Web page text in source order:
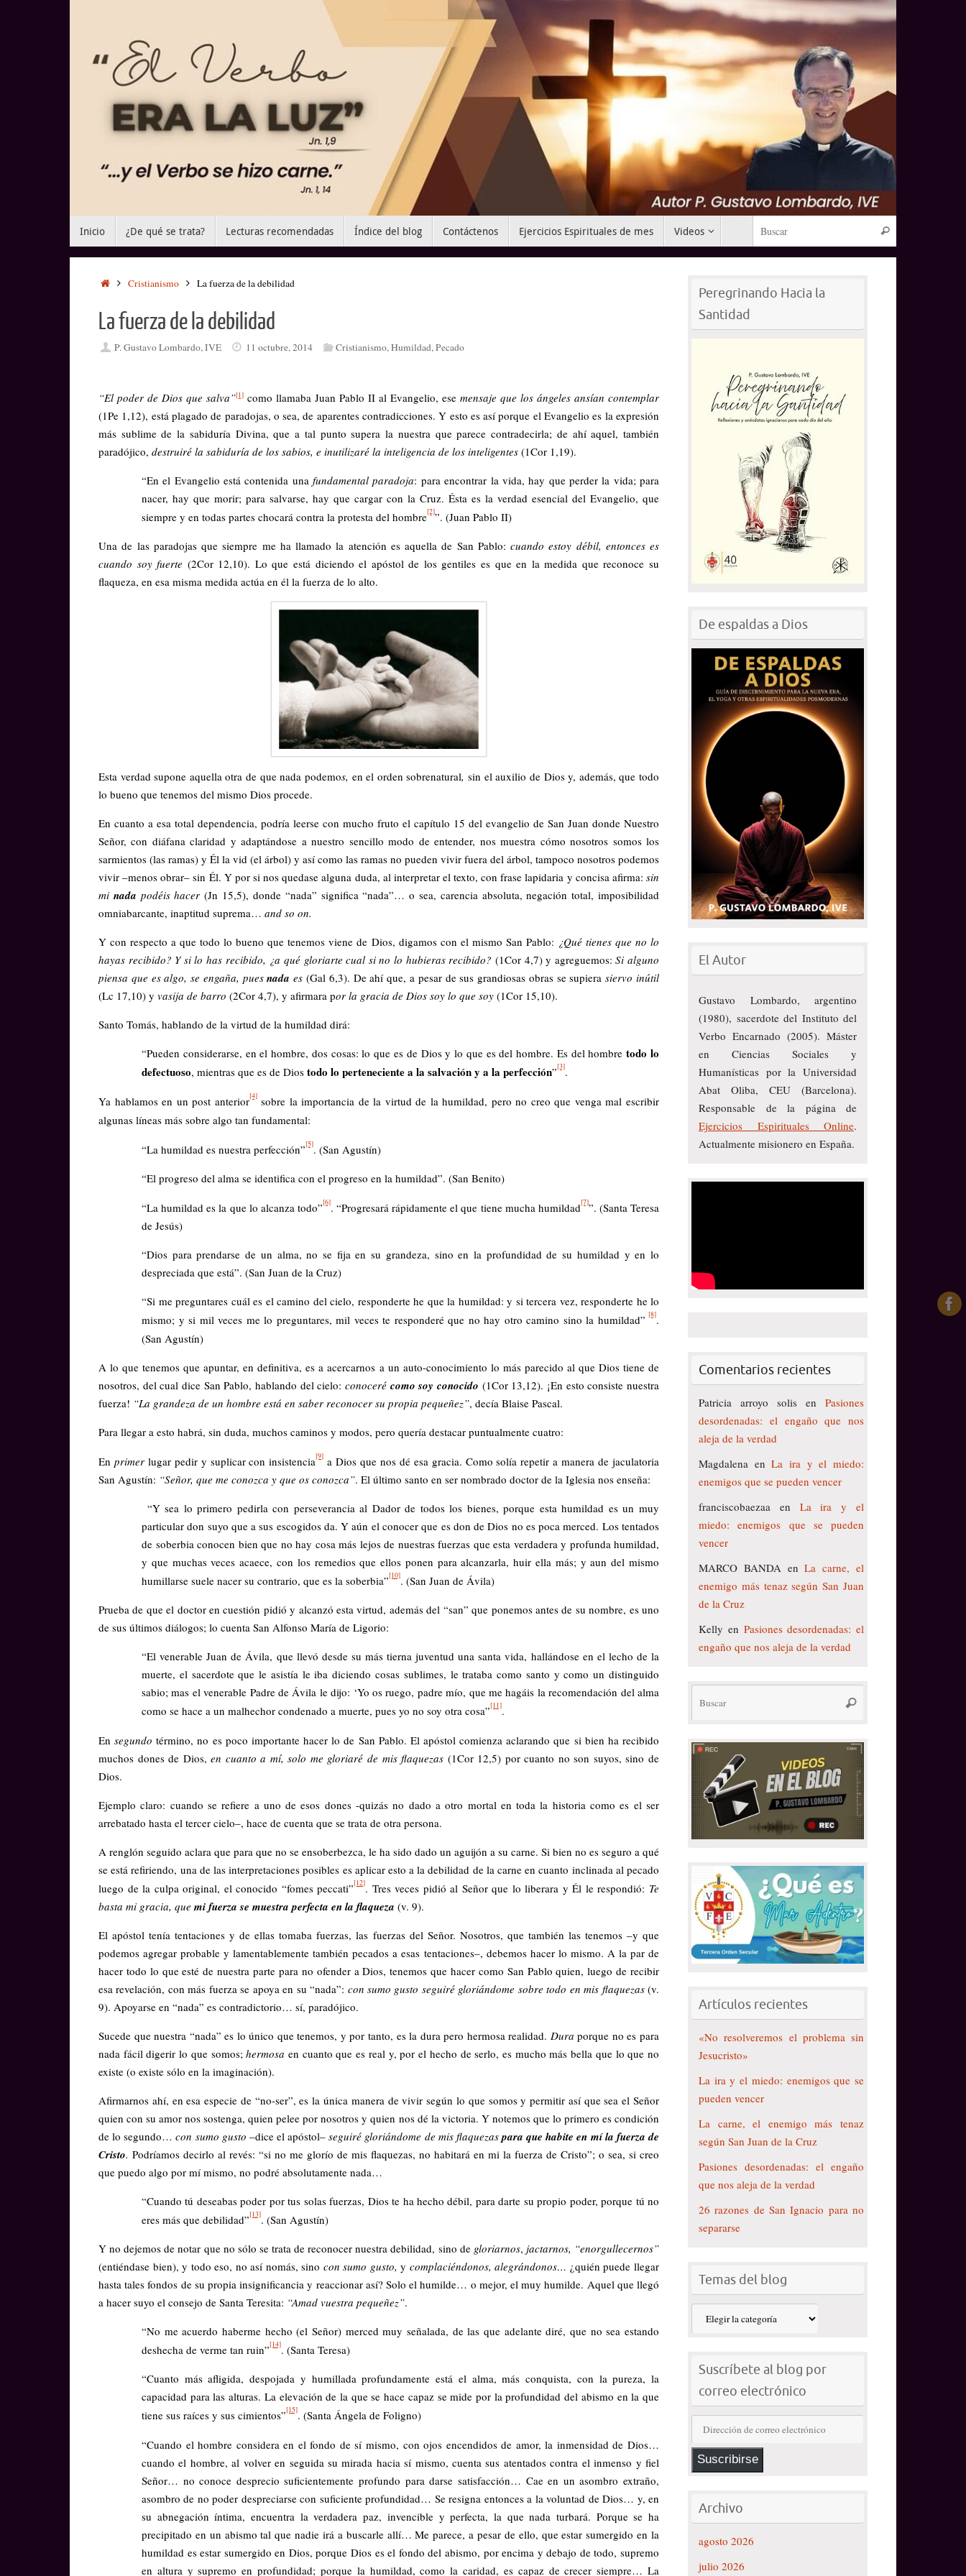
Inicio ¿De qué se trata? Lecturas recomendadas Índice del blog Contáctenos Ejercicios Espirituales de mes Videos Buscar
InicioCristianismo La fuerza de la debilidad
La fuerza de la debilidad
P. Gustavo Lombardo, IVE 11 octubre, 2014 Cristianismo,Humildad,Pecado
“El poder de Dios que salva”[1] como llamaba Juan Pablo II al Evangelio, ese mensaje que los ángeles ansían contemplar
(1Pe 1,12), está plagado de paradojas, o sea, de aparentes contradicciones. Y esto es así porque el Evangelio es la expresión
más sublime de la sabiduría Divina, que a tal punto supera la nuestra que parece contradecirla; de ahí aquel, también
paradójico, destruiré la sabiduría de los sabios, e inutilizaré la inteligencia de los inteligentes (1Cor 1,19).
“En el Evangelio está contenida unafundamental paradoja: para encontrar la vida, hay que perder la vida; para
nacer, hay que morir; para salvarse, hay que cargar con la Cruz. Ésta es la verdad esencial del Evangelio, que
siempre y en todas partes chocará contra la protesta del hombre[2]”. (Juan Pablo II)
Una de las paradojas que siempre me ha llamado la atención es aquella de San Pablo: cuando estoy débil, entonces es
cuando soy fuerte (2Cor 12,10). Lo que está diciendo el apóstol de los gentiles es que en la medida que reconoce su
flaqueza, en esa misma medida actúa en él la fuerza de lo alto.
Esta verdad supone aquella otra de que nada podemos, en el orden sobrenatural,sin el auxilio de Dios y, además, que todo
lo bueno que tenemos del mismo Dios procede.
En cuanto a esa total dependencia, podría leerse con mucho fruto el capítulo 15 del evangelio de San Juan donde Nuestro
Señor, con diáfana claridad y adaptándose a nuestro sencillo modo de entender, nos muestra cómo nosotros somos los
sarmientos (las ramas) y Él la vid (el árbol) y así como las ramas no pueden vivir fuera del árbol, tampoco nosotros podemos
vivir –menos obrar– sin Él. Y por si nos quedase alguna duda, al interpretar el texto, con frase lapidaria y concisa afirma: sin
mi nada podéis hacer(Jn 15,5), donde “nada” significa “nada”… o sea, carencia absoluta, negación total, imposibilidad
omniabarcante, inaptitud suprema… and so on.
Y con respecto a que todo lo bueno que tenemos viene de Dios, digamos con el mismo San Pablo: ¿Qué tienes que no lo
hayas recibido? Y si lo has recibido, ¿a qué gloriarte cual si no lo hubieras recibido? (1Cor 4,7) y agreguemos:Si alguno
piensa que es algo, se engaña, puesnada es(Gal 6,3). De ahí que, a pesar de sus grandiosas obras se supierasiervo inútil
(Lc 17,10) y vasija de barro (2Cor 4,7), y afirmara por la gracia de Dios soy lo que soy (1Cor 15,10).
Santo Tomás, hablando de la virtud de la humildad dirá:
“Pueden considerarse, en el hombre, dos cosas: lo que es de Dios y lo que es del hombre. Es del hombretodo lo
defectuoso, mientras que es de Dios todo lo perteneciente a la salvación y a la perfección”[3].
Ya hablamos en un post anterior[4]sobre la importancia de la virtud de la humildad, pero no creo que venga mal escribir
algunas líneas más sobre algo tan fundamental:
“La humildad es nuestra perfección”[5]. (San Agustín)
“El progreso del alma se identifica con el progreso en la humildad”. (San Benito)
“La humildad es la que lo alcanza todo”[6]. “Progresará rápidamente el que tiene mucha humildad[7]”. (Santa Teresa
de Jesús)
“Dios para prendarse de un alma, no se fija en su grandeza, sino en la profundidad de su humildad y en lo
despreciada que está”. (San Juan de la Cruz)
“Si me preguntares cuál es el camino del cielo, responderte he que la humildad: y si tercera vez, responderte he lo
mismo; y si mil veces me lo preguntares, mil veces te responderé que no hay otro camino sino la humildad” [8].
(San Agustín)
A lo que tenemos que apuntar, en definitiva, es a acercarnos a un auto-conocimiento lo más parecido al que Dios tiene de
nosotros, del cual dice San Pablo, hablando del cielo: conoceré como soy conocido (1Cor 13,12). ¡En esto consiste nuestra
fuerza! “La grandeza de un hombre está en saber reconocer su propia pequeñez”, decía Blaise Pascal.
Para llegar a esto habrá, sin duda, muchos caminos y modos, pero quería destacar puntualmente cuatro:
En primerlugar pedir y suplicar con insistencia[9] a Dios que nos dé esa gracia. Como solía repetir a manera de jaculatoria
San Agustín: “Señor, que me conozca y que os conozca”. El último santo en ser nombrado doctor de la Iglesia nos enseña:
“Y sea lo primero pedirla con perseverancia al Dador de todos los bienes, porque esta humildad es un muy
particular don suyo que a sus escogidos da. Y aún el conocer que es don de Dios no es poca merced. Los tentados
de soberbia conocen bien que no hay cosa más lejos de nuestras fuerzas que esta verdadera y profunda humildad,
y que muchas veces acaece, con los remedios que ellos ponen para alcanzarla, huir ella más; y aun del mismo
humillarse suele nacer su contrario, que es la soberbia”[10]. (San Juan de Ávila)
Prueba de que el doctor en cuestión pidió y alcanzó esta virtud, además del “san” que ponemos antes de su nombre, es uno
de sus últimos diálogos; lo cuenta San Alfonso María de Ligorio:
“El venerable Juan de Ávila, que llevó desde su más tierna juventud una santa vida, hallándose en el lecho de la
muerte, el sacerdote que le asistía le iba diciendo cosas sublimes, le trataba como santo y como un distinguido
sabio; mas el venerable Padre de Ávila le dijo: ‘Yo os ruego, padre mío, que me hagáis la recomendación del alma
como se hace a un malhechor condenado a muerte, pues yo no soy otra cosa”[11].
Ensegundotérmino, no es poco importante hacer lo de San Pablo. El apóstol comienza aclarando que si bien ha recibido
muchos dones de Dios,en cuanto a mí, solo me gloriaré de mis flaquezas (1Cor 12,5) por cuanto no son suyos, sino de
Dios.
Ejemplo claro: cuando se refiere a uno de esos dones -quizás no dado a otro mortal en toda la historia como es el ser
arrebatado hasta el tercer cielo–, hace de cuenta que se trata de otra persona.
A renglón seguido aclara que para que no se ensoberbezca, le ha sido dado un aguijón a su carne. Si bien no es seguro a qué
se está refiriendo, una de las interpretaciones posibles es aplicar esto a la debilidad de la carne en cuanto inclinada al pecado
luego de la culpa original, el conocido “fomes peccati”[12]. Tres veces pidió al Señor que lo liberara y Él le respondió: Te
basta mi gracia, que mi fuerza se muestra perfecta en la flaqueza (v. 9).
El apóstol tenía tentaciones y de ellas tomaba fuerzas, las fuerzas del Señor. Nosotros, que también las tenemos –y que
podemos agregar probable y lamentablemente también pecados a esas tentaciones–, debemos hacer lo mismo. A la par de
hacer todo lo que esté de nuestra parte para no ofender a Dios, tenemos que hacer como San Pablo quien, luego de recibir
esa revelación, con más fuerza se apoya en su “nada”: con sumo gusto seguiré gloriándome sobre todo en mis flaquezas(v.
9). Apoyarse en “nada” es contradictorio… sí, paradójico.
Sucede que nuestra “nada” es lo único que tenemos, y por tanto, es la dura pero hermosa realidad. Dura porque no es para
nada fácil digerir lo que somos;hermosa en cuanto que es real y, por el hecho de serlo, es mucho más bella que lo que no
existe (o existe sólo en la imaginación).
Afirmarnos ahí, en esa especie de “no-ser”, es la única manera de vivir según lo que somos y permitir así que sea el Señor
quien con su amor nos sostenga, quien pelee por nosotros y quien nos dé la victoria. Y notemos que lo primero es condición
de lo segundo…con sumo gusto –dice el apóstol–seguiré gloriándome de mis flaquezas para que habite en mí la fuerza de
Cristo. Podríamos decirlo al revés: “si no me glorío de mis flaquezas, no habitará en mi la fuerza de Cristo”; o sea, si creo
que puedo algo por mí mismo, no podré absolutamente nada…
“Cuando tú deseabas poder por tus solas fuerzas, Dios te ha hecho débil, para darte su propio poder, porque tú no
eres más que debilidad”[13]. (San Agustín)
Y no dejemos de notar que no sólo se trata de reconocer nuestra debilidad, sino de gloriarnos, jactarnos, “enorgullecernos”
(entiéndase bien), y todo eso, no así nomás, sino con sumo gusto,y complaciéndonos, alegrándonos… ¿quién puede llegar
hasta tales fondos de su propia insignificancia y reaccionar así? Solo el humilde… o mejor, el muy humilde. Aquel que llegó
a hacer suyo el consejo de Santa Teresita: “Amad vuestra pequeñez”.
“No me acuerdo haberme hecho (el Señor) merced muy señalada, de las que adelante diré, que no sea estando
deshecha de verme tan ruin”[14]. (Santa Teresa)
“Cuanto más afligida, despojada y humillada profundamente está el alma, más conquista, con la pureza, la
capacidad para las alturas. La elevación de la que se hace capaz se mide por la profundidad del abismo en la que
tiene sus raíces y sus cimientos”[15]. (Santa Ángela de Foligno)
“Cuando el hombre considera en el fondo de sí mismo, con ojos encendidos de amor, la inmensidad de Dios…
cuando el hombre, al volver en seguida su mirada hacia sí mismo, cuenta sus atentados contra el inmenso y fiel
Señor… no conoce desprecio suficientemente profundo para darse satisfacción… Cae en un asombro extraño,
asombro de no poder despreciarse con suficiente profundidad… Se resigna entonces a la voluntad de Dios… y, en
su abnegación íntima, encuentra la verdadera paz, invencible y perfecta, la que nada turbará. Porque se ha
precipitado en un abismo tal que nadie irá a buscarle allí… Me parece, a pesar de ello, que estar sumergido en la
humildad es estar sumergido en Dios, porque Dios es el fondo del abismo, por encima y debajo de todo, supremo
en altura y supremo en profundidad; porque la humildad, como la caridad, es capaz de crecer siempre… La
Peregrinando Hacia la
Santidad
De espaldas a Dios
El Autor
Gustavo Lombardo, argentino
(1980), sacerdote del Instituto del
Verbo Encarnado (2005). Máster
en Ciencias Sociales y
Humanísticas por la Universidad
Abat Oliba, CEU (Barcelona).
Responsable de la página de
Ejercicios Espirituales Online.
Actualmente misionero en España.
Comentarios recientes
Patricia arroyo solis en Pasiones
desordenadas: el engaño que nos
aleja de la verdad
Magdalena enLa ira y el miedo:
enemigos que se pueden vencer
franciscobaezaa en La ira y el
miedo: enemigos que se pueden
vencer
MARCO BANDAenLa carne, el
enemigo más tenaz según San Juan
de la Cruz
Kelly en Pasiones desordenadas: el
engaño que nos aleja de la verdad
Buscar
Artículos recientes
«No resolveremos el problema sin
Jesucristo»
La ira y el miedo: enemigos que se
pueden vencer
La carne, el enemigo más tenaz
según San Juan de la Cruz
Pasiones desordenadas: el engaño
que nos aleja de la verdad
26 razones de San Ignacio para no
separarse
Temas del blog
del
Suscríbete al blog por
correo electrónico
de
correo
electrónico
Suscribirse
Archivo
agosto 2026
julio 2026